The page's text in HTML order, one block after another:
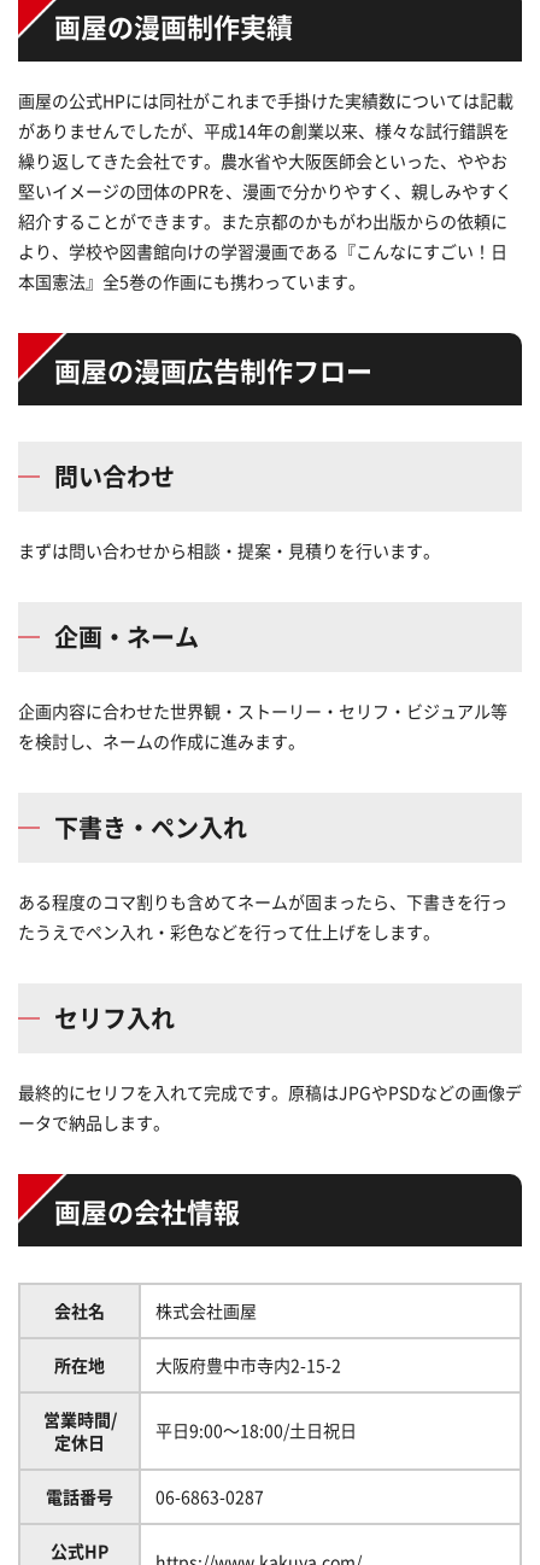
画屋の漫画制作実績
画屋の公式HPには同社がこれまで手掛けた実績数については記載
がありませんでしたが、平成14年の創業以来、様々な試行錯誤を
繰り返してきた会社です。農水省や大阪医師会といった、ややお
堅いイメージの団体のPRを、漫画で分かりやすく、親しみやすく
紹介することができます。また京都のかもがわ出版からの依頼に
より、学校や図書館向けの学習漫画である『こんなにすごい！日
本国憲法』全5巻の作画にも携わっています。
画屋の漫画広告制作フロー
問い合わせ
まずは問い合わせから相談・提案・見積りを行います。
企画・ネーム
企画内容に合わせた世界観・ストーリー・セリフ・ビジュアル等
を検討し、ネームの作成に進みます。
下書き・ペン入れ
ある程度のコマ割りも含めてネームが固まったら、下書きを行っ
たうえでペン入れ・彩色などを行って仕上げをします。
セリフ入れ
最終的にセリフを入れて完成です。原稿はJPGやPSDなどの画像デ
ータで納品します。
画屋の会社情報
会社名 株式会社画屋
所在地 大阪府豊中市寺内2-15-2
営業時間/
定休日
平日9:00～18:00/土日祝日
電話番号 06-6863-0287
公式HP